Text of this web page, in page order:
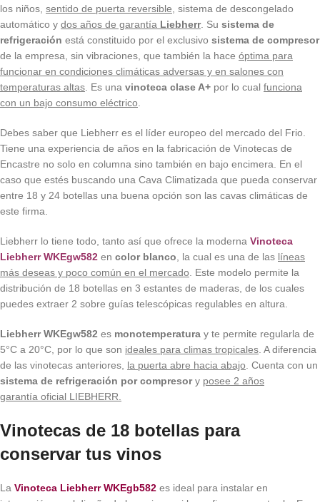
los niños, sentido de puerta reversible , sistema de descongelado
automático y dos años de garantía Liebherr. Su sistema de
refrigeración está constituido por el exclusivo sistema de compresor
de la empresa, sin vibraciones, que también la hace óptima para
funcionar en condiciones climáticas adversas y en salones con
temperaturas altas . Es una vinoteca clase A+ por lo cual funciona
con un bajo consumo eléctrico
Debes saber que Liebherr es el líder europeo del mercado del Frio.
Tiene una experiencia de años en la fabricación de Vinotecas de
Encastre no solo en columna sino también en bajo encimera. En el
caso que estés buscando una Cava Climatizada que pueda conservar
entre 18 y 24 botellas una buena opción son las cavas climáticas de
este firma.
Liebherr lo tiene todo, tanto así que ofrece la moderna Vinoteca
Liebherr WKEgw582 en color blanco , la cual es una de las líneas
más deseas y poco común en el mercado . Este modelo permite la
distribución de 18 botellas en 3 estantes de maderas, de los cuales
puedes extraer 2 sobre guías telescópicas regulables en altura.
Liebherr WKEgw582 es monotemperatura y te permite regularla de
5°C a 20°C, por lo que son ideales para climas tropicales . A diferencia
de las vinotecas anteriores, la puerta abre hacia abajo . Cuenta con un
sistema de refrigeración por compresory posee 2 años
garantía oficial LIEBHERR.
Vinotecas de 18 botellas para
conservar tus vinos
La Vinoteca Liebherr WKEgb582 es ideal para instalar en